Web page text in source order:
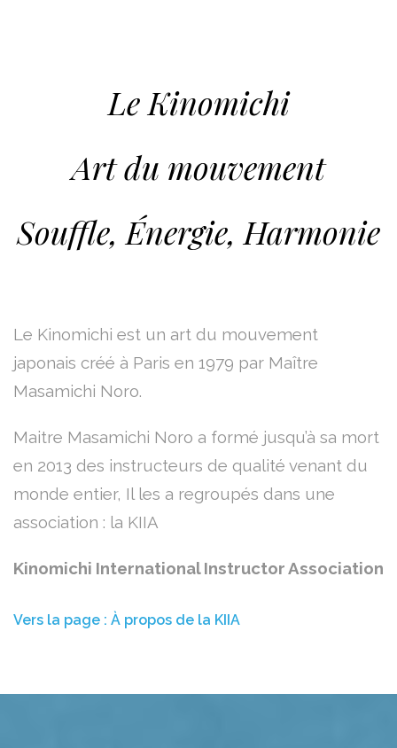
Le Kinomichi
Art du mouvement
Souffle, Énergie, Harmonie
Le Kinomichi est un art du mouvement
japonais créé à Paris en 1979 par Maître
Masamichi Noro.
Maitre Masamichi Noro a formé jusqu’à sa mort
en 2013 des instructeurs de qualité venant du
monde entier, Il les a regroupés dans une
association : la KIIA
Kinomichi International Instructor Association
Vers la page : À propos de la KIIA